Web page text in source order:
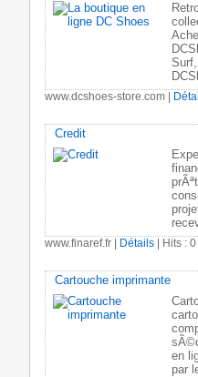
www.dcshoes-store.com
Credit
www.finaref.fr Détails | Hits :
Cartouche imprimante
en
par